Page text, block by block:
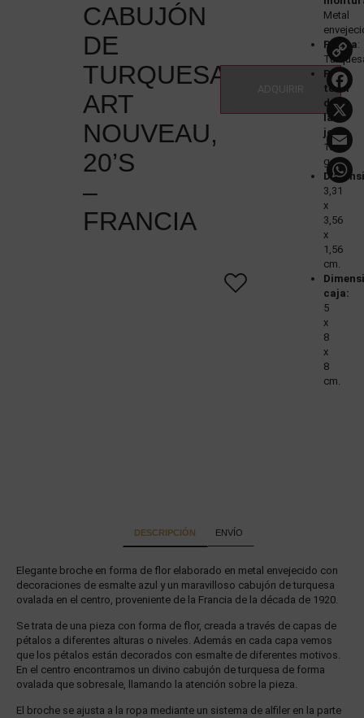
CABUJÓN
DE
TURQUESA,
ART
NOUVEAU,
20’S
–
FRANCIA
Metal
Piedra:
Peso
total
de
la
joya:
13,83
g
3,31
x
3,56
x
1,56
cm.
caja:
5
x
8
x
8
cm.
DESCRIPCIÓN ENVÍO
Elegante broche en forma de flor elaborado en metal envejecido con
decoraciones de esmalte azul y un maravilloso cabujón de turquesa
ovalada en el centro, proveniente de la Francia de la década de 1920.
Se trata de una pieza con forma de flor, creada a través de capas de
pétalos a diferentes alturas o niveles. Además en cada capa vemos
que los pétalos están decorados con esmalte de diferentes motivos.
En el centro encontramos un divino cabujón de turquesa de forma
ovalada que sobresale, llamando la atención sobre la pieza.
El broche se ajusta a la ropa mediante un sistema de alfiler en la parte